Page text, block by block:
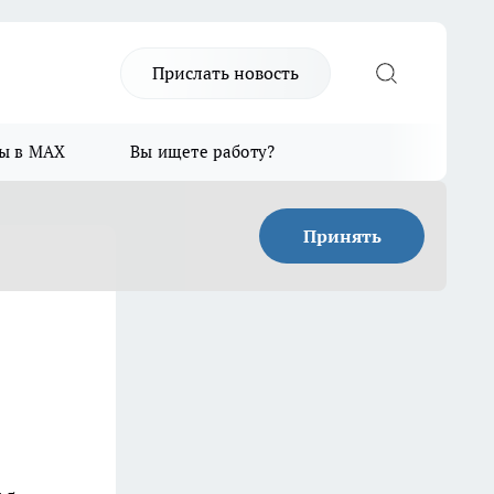
Прислать новость
в MAX Вы ищете работу?
Принять